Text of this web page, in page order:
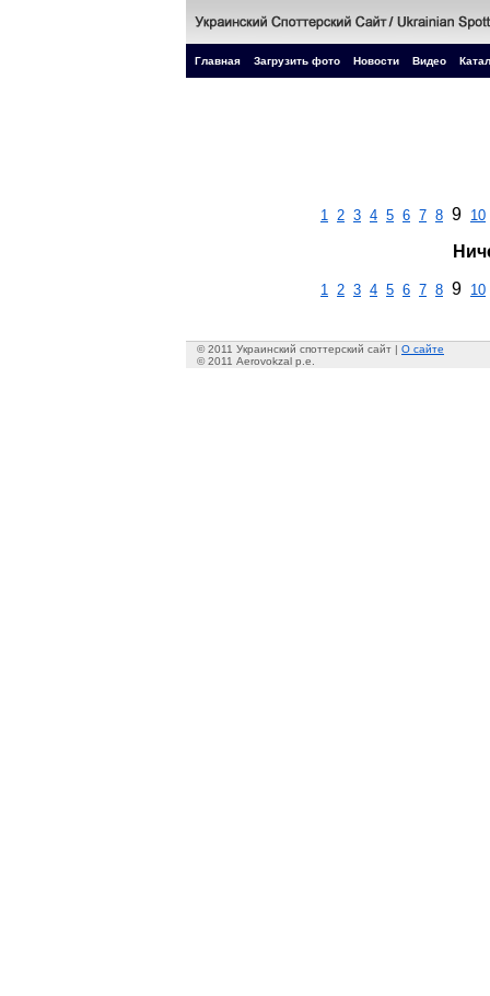
Главная Загрузить фото Новости Видео
1 2 3 4 5 6 7 8 9 10
1 2 3 4 5 6 7 8 9 10
© 2011 Украинский споттерский сайт | О сайте
© 2011 Aerovokzal p.e.